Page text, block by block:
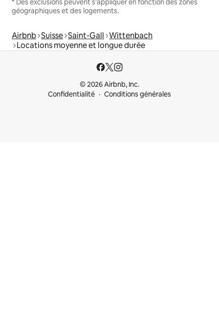
* Des exclusions peuvent s'appliquer en fonction des zones
géographiques et des logements.
Airbnb Suisse Saint-Gall Wittenbach
Locations moyenne et longue durée
© 2026 Airbnb, Inc.
Confidentialité
Conditions générales